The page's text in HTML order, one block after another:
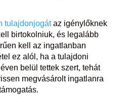
tulajdonjogátaz igénylőknek
birtokolniuk, és legalább
kell az ingatlanban
ez alól, ha a tulajdoni
belül tettek szert, tehát
megvásárolt ingatlanra